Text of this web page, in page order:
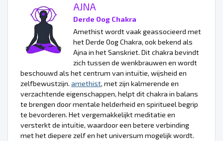
AJNA
Derde Oog Chakra
Amethist wordt vaak geassocieerd met
het Derde Oog Chakra, ook bekend als
Ajna in het Sanskriet. Dit chakra bevindt
zich tussen de wenkbrauwen en wordt
beschouwd als het centrum van intuïtie, wijsheid en
zelfbewustzijn. amethist, met zijn kalmerende en
verzachtende eigenschappen, helpt dit chakra in balans
te brengen door mentale helderheid en spiritueel begrip
te bevorderen. Het vergemakkelijkt meditatie en
versterkt de intuïtie, waardoor een betere verbinding
met het diepere zelf en het universum mogelijk wordt.